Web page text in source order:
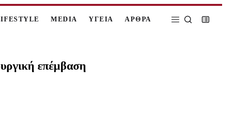
MEDIA ΥΓΕΙΑ ΑΡΘΡΑ
επέμβαση